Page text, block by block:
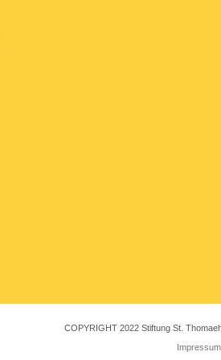
COPYRIGHT 2022 Stiftung St.
Impressum